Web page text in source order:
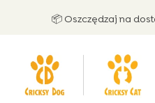
📦 Oszczędzaj na dostawie